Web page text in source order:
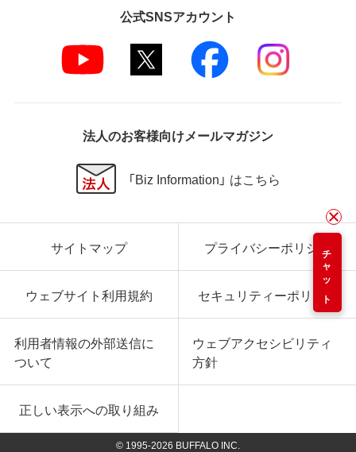
チャット
公式SNSアカウント
法人のお客様向けメールマガジン
「Biz Information」 はこちら
サイトマップ プライバシーポリシー
ウェブサイト利用規約 セキュリティーポリシー
利用者情報の外部送信に
ついて
ウェブアクセシビリティ
方針
正しい表示への取り組み
© 1995-2026 BUFFALO INC.